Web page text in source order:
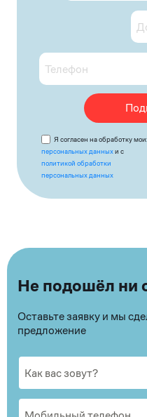
Я согласен на обработку
персональных данныхи с
политикой обработки
персональных данных
Не подошёл ни
Оставьте заявку и мы
предложение